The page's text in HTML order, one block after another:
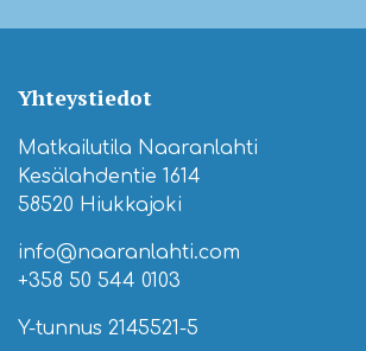
Yhteystiedot
Matkailutila Naaranlahti
Kesälahdentie 1614
58520 Hiukkajoki
info@naaranlahti.com
+358 50 544 0103
Y-tunnus 2145521-5